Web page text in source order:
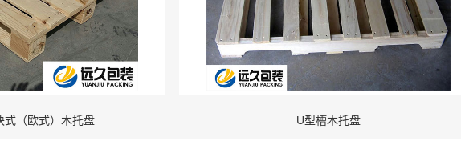
式（欧式）木托盘 U型槽木托盘